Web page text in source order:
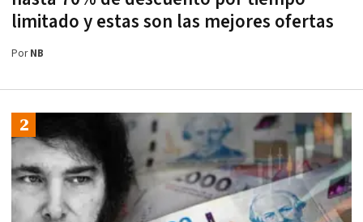
limitado y estas son las mejores ofertas
PorNB